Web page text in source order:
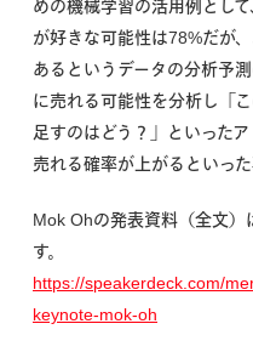
めの機械学習の活用例とし
が好きな可能性は78%だが
あるというデータの分析予
に売れる可能性を分析し「
足すのはどう？」といった
売れる確率が上がるといっ
Mok Ohの発表資料（全文）
す。
https://speakerdeck.com/
keynote-mok-oh